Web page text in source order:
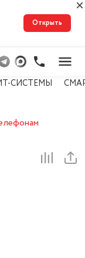
Открыть
СИСТЕМЫ